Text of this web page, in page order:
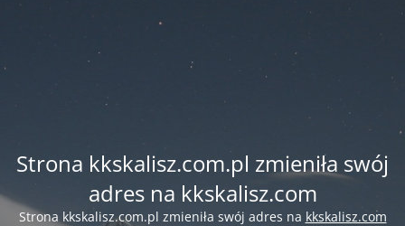
Strona kkskalisz.com.pl zmieniła swój
adres na kkskalisz.com
Strona kkskalisz.com.pl zmieniła swój adres na kkskalisz.com